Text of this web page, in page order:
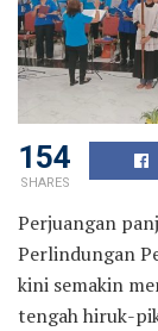
154
SHARES
Perjuangan
Perlindungan
kini semakin
tengah hiruk-